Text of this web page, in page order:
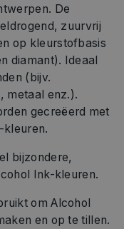
De
zuurvrij
op kleurstofbasis
diamant). Ideaal
(bijv.
metaal enz.).
gecreëerd met
bijzondere,
Ink-kleuren.
om Alcohol
en op te tillen.